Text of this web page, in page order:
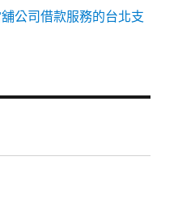
公司借款服務的台北支